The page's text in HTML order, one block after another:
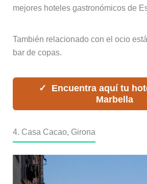
mejores hoteles gastronómicos de
También relacionado con el ocio
bar de copas.
Encuentra aquí tu
Marbella
4. Casa Cacao, Girona